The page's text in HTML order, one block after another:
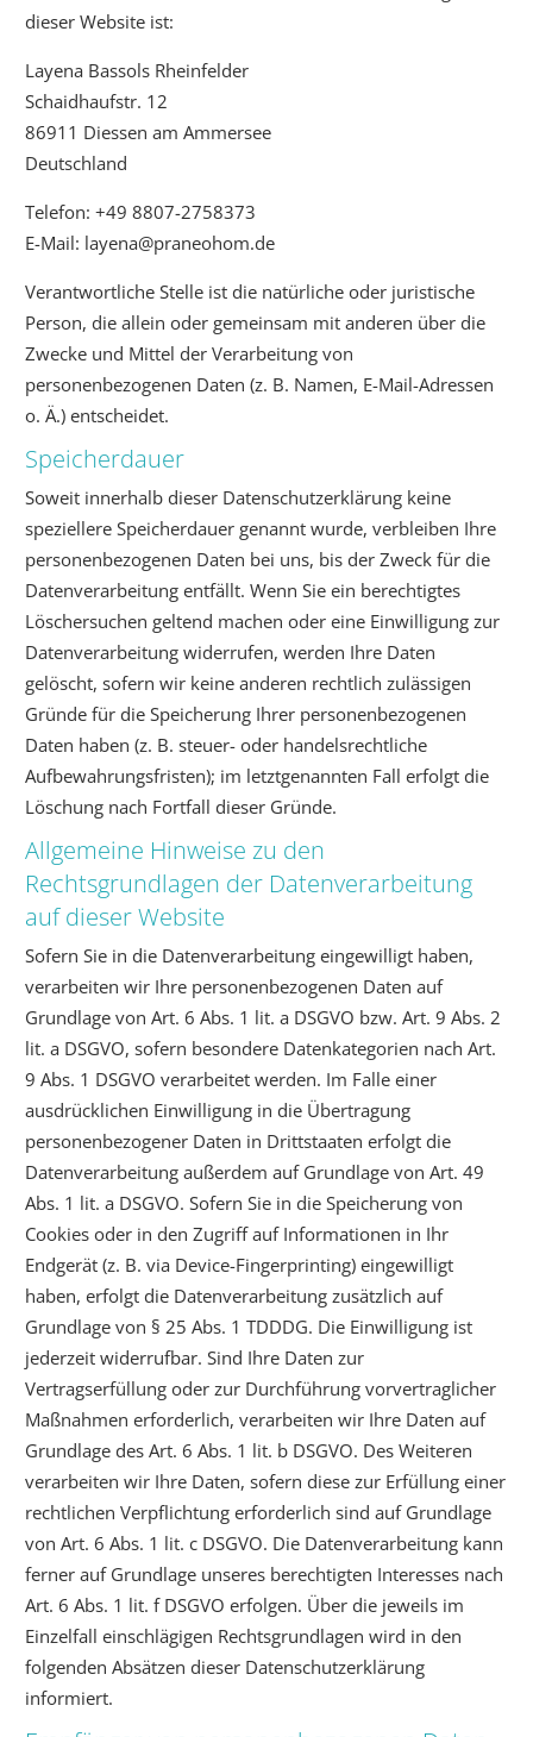
dieser Website ist:
Layena Bassols Rheinfelder
Schaidhaufstr. 12
86911 Diessen am Ammersee
Deutschland
Telefon: +49 8807-2758373
E-Mail: layena@praneohom.de
Verantwortliche Stelle ist die natürliche oder juristische
Person, die allein oder gemeinsam mit anderen über die
Zwecke und Mittel der Verarbeitung von
personenbezogenen Daten (z. B. Namen, E-Mail-Adressen
o. Ä.) entscheidet.
Speicherdauer
Soweit innerhalb dieser Datenschutzerklärung keine
speziellere Speicherdauer genannt wurde, verbleiben Ihre
personenbezogenen Daten bei uns, bis der Zweck für die
Datenverarbeitung entfällt. Wenn Sie ein berechtigtes
Löschersuchen geltend machen oder eine Einwilligung zur
Datenverarbeitung widerrufen, werden Ihre Daten
gelöscht, sofern wir keine anderen rechtlich zulässigen
Gründe für die Speicherung Ihrer personenbezogenen
Daten haben (z. B. steuer- oder handelsrechtliche
Aufbewahrungsfristen); im letztgenannten Fall erfolgt die
Löschung nach Fortfall dieser Gründe.
Allgemeine Hinweise zu den
Rechtsgrundlagen der Datenverarbeitung
auf dieser Website
Sofern Sie in die Datenverarbeitung eingewilligt haben,
verarbeiten wir Ihre personenbezogenen Daten auf
Grundlage von Art. 6 Abs. 1 lit. a DSGVO bzw. Art. 9 Abs. 2
lit. a DSGVO, sofern besondere Datenkategorien nach Art.
9 Abs. 1 DSGVO verarbeitet werden. Im Falle einer
ausdrücklichen Einwilligung in die Übertragung
personenbezogener Daten in Drittstaaten erfolgt die
Datenverarbeitung außerdem auf Grundlage von Art. 49
Abs. 1 lit. a DSGVO. Sofern Sie in die Speicherung von
Cookies oder in den Zugriff auf Informationen in Ihr
Endgerät (z. B. via Device-Fingerprinting) eingewilligt
haben, erfolgt die Datenverarbeitung zusätzlich auf
Grundlage von § 25 Abs. 1 TDDDG. Die Einwilligung ist
jederzeit widerrufbar. Sind Ihre Daten zur
Vertragserfüllung oder zur Durchführung vorvertraglicher
Maßnahmen erforderlich, verarbeiten wir Ihre Daten auf
Grundlage des Art. 6 Abs. 1 lit. b DSGVO. Des Weiteren
verarbeiten wir Ihre Daten, sofern diese zur Erfüllung einer
rechtlichen Verpflichtung erforderlich sind auf Grundlage
von Art. 6 Abs. 1 lit. c DSGVO. Die Datenverarbeitung kann
ferner auf Grundlage unseres berechtigten Interesses nach
Art. 6 Abs. 1 lit. f DSGVO erfolgen. Über die jeweils im
Einzelfall einschlägigen Rechtsgrundlagen wird in den
folgenden Absätzen dieser Datenschutzerklärung
informiert.